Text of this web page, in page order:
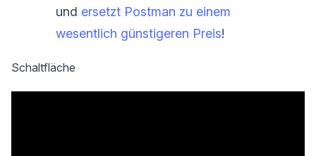
und ersetzt Postman zu einem
wesentlich günstigeren Preis!
Schaltfläche